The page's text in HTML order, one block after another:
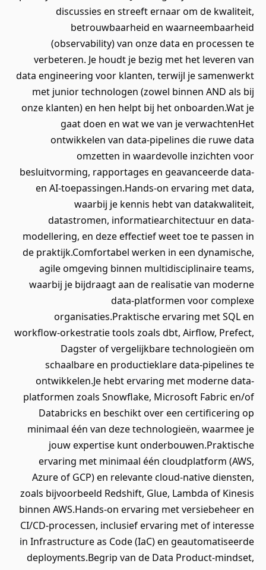
discussies en streeft ernaar om de kwaliteit,
betrouwbaarheid en waarneembaarheid
(observability) van onze data en processen te
verbeteren. Je houdt je bezig met het leveren van
data engineering voor klanten, terwijl je samenwerkt
met junior technologen (zowel binnen AND als bij
onze klanten) en hen helpt bij het onboarden.Wat je
gaat doen en wat we van je verwachtenHet
ontwikkelen van data-pipelines die ruwe data
omzetten in waardevolle inzichten voor
besluitvorming, rapportages en geavanceerde data-
en AI-toepassingen.Hands-on ervaring met data,
waarbij je kennis hebt van datakwaliteit,
datastromen, informatiearchitectuur en data-
modellering, en deze effectief weet toe te passen in
de praktijk.Comfortabel werken in een dynamische,
agile omgeving binnen multidisciplinaire teams,
waarbij je bijdraagt aan de realisatie van moderne
data-platformen voor complexe
organisaties.Praktische ervaring met SQL en
workflow-orkestratie tools zoals dbt, Airflow, Prefect,
Dagster of vergelijkbare technologieën om
schaalbare en productieklare data-pipelines te
ontwikkelen.Je hebt ervaring met moderne data-
platformen zoals Snowflake, Microsoft Fabric en/of
Databricks en beschikt over een certificering op
minimaal één van deze technologieën, waarmee je
jouw expertise kunt onderbouwen.Praktische
ervaring met minimaal één cloudplatform (AWS,
Azure of GCP) en relevante cloud-native diensten,
zoals bijvoorbeeld Redshift, Glue, Lambda of Kinesis
binnen AWS.Hands-on ervaring met versiebeheer en
CI/CD-processen, inclusief ervaring met of interesse
in Infrastructure as Code (IaC) en geautomatiseerde
deployments.Begrip van de Data Product-mindset,